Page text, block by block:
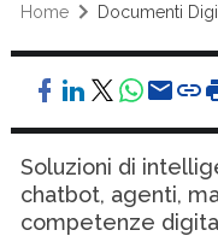
Home Documenti
Soluzioni di
chatbot, agenti,
competenze